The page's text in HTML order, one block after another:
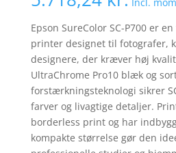
Epson SureColor SC-P700 er
printer designet til fotografer,
designere, der kræver høj
UltraChrome Pro10 blæk og
forstærkningsteknologi sikrer
farver og livagtige detaljer.
borderless print og har
kompakte størrelse gør den